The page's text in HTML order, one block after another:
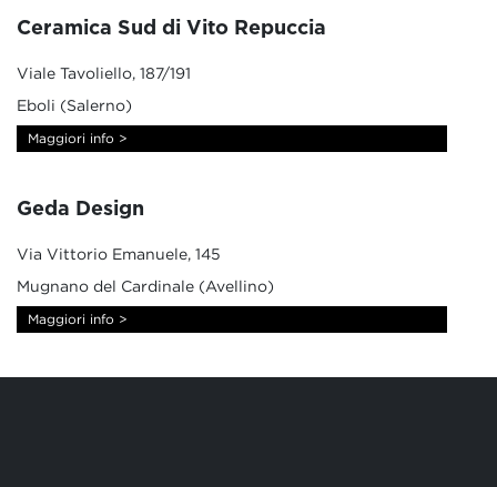
Ceramica Sud di Vito Repuccia
Viale Tavoliello, 187/191
Eboli (Salerno)
Maggiori info >
Geda Design
Via Vittorio Emanuele, 145
Mugnano del Cardinale (Avellino)
Maggiori info >